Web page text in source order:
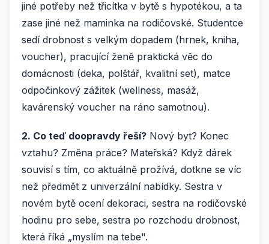
jiné potřeby než třicítka v bytě s hypotékou, a ta
zase jiné než maminka na rodičovské. Studentce
sedí drobnost s velkým dopadem (hrnek, kniha,
voucher), pracující ženě praktická věc do
domácnosti (deka, polštář, kvalitní set), matce
odpočinkový zážitek (wellness, masáž,
kavárenský voucher na ráno samotnou).
2. Co teď doopravdy řeší? Nový byt? Konec
vztahu? Změna práce? Mateřská? Když dárek
souvisí s tím, co aktuálně prožívá, dotkne se víc
než předmět z univerzální nabídky. Sestra v
novém bytě ocení dekoraci, sestra na rodičovské
hodinu pro sebe, sestra po rozchodu drobnost,
která říká „myslím na tebe".